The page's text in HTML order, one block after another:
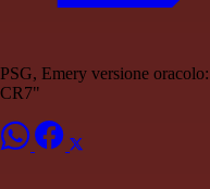
PSG, Emery versione
CR7"